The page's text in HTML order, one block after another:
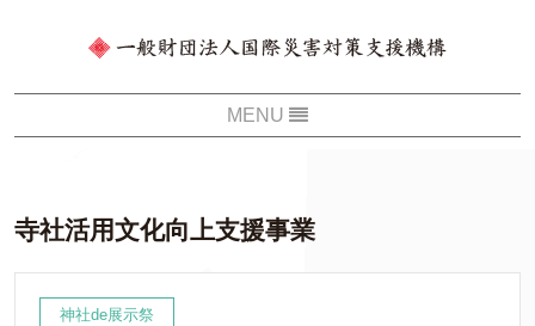
寺社活用文化向上支援事業
神社de展示祭